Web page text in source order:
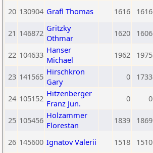
20 130904 Grafl Thomas 1616 1616
21 146872 Gritzky
Othmar
1620 1606
22 104633 Hanser
Michael
1962 1975
23 141565 Hirschkron
Gary
0 1733
24 105152 Hitzenberger
Franz Jun.
0 0
25 105456 Holzammer
Florestan
1839 1869
26 145600 Ignatov Valerii 1518 1510